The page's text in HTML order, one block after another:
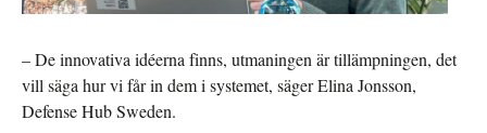
– De innovativa idéerna finns, utmaningen är tillämpningen, det
vill säga hur vi får in dem i systemet, säger Elina Jonsson,
Defense Hub Sweden.